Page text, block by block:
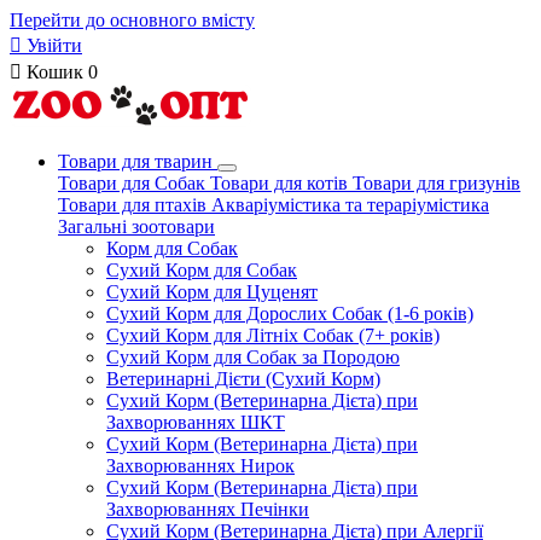
Перейти до основного вмісту
 Увійти
 Кошик 0
Товари для тварин
Товари для Собак Товари для котів Товари для гризунів
Товари для птахів Акваріумістика та тераріумістика
Загальні зоотовари
Корм для Собак
Сухий Корм для Собак
Сухий Корм для Цуценят
Сухий Корм для Дорослих Собак (1-6 років)
Сухий Корм для Літніх Собак (7+ років)
Сухий Корм для Собак за Породою
Ветеринарні Дієти (Сухий Корм)
Сухий Корм (Ветеринарна Дієта) при
Захворюваннях ШКТ
Сухий Корм (Ветеринарна Дієта) при
Захворюваннях Нирок
Сухий Корм (Ветеринарна Дієта) при
Захворюваннях Печінки
Сухий Корм (Ветеринарна Дієта) при Алергії